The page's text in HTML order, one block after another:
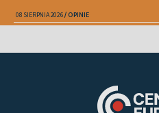
08 SIERPNIA 2026 OPINIE